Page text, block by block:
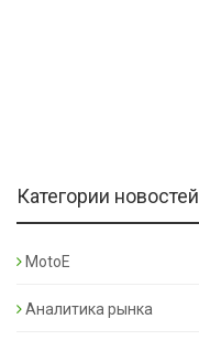
Категории новостей
MotoE
Аналитика рынка